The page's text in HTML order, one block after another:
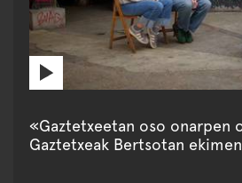
«Gaztetxeetan oso onarpen
Gaztetxeak Bertsotan